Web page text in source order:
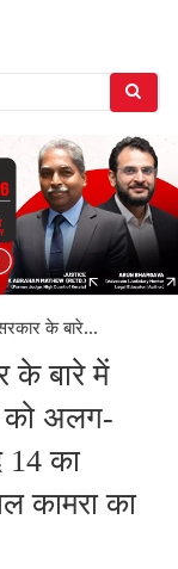
के बारे...
के बारे में
अलग-
14 का
कामरा का